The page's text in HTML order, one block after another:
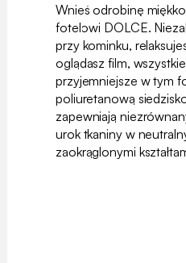
Wnieś odrobinę
fotelowi DOLCE.
przy kominku,
oglądasz film,
przyjemniejsze w tym
poliuretanową
zapewniają
urok tkaniny w
zaokrąglonymi